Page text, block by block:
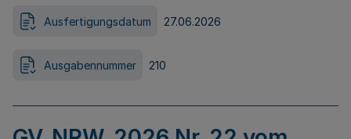
Ausfertigungsdatum 27.06.2026
Ausgabennummer 210